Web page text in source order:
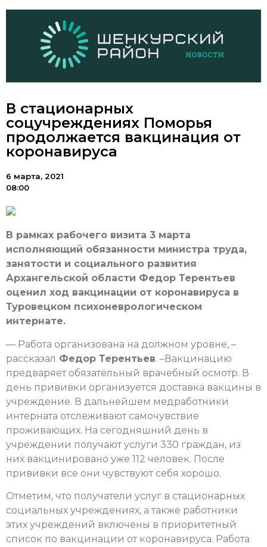
В стационарных
соцучреждениях Поморья
продолжается вакцинация от
коронавируса
6 марта, 2021
08:00
В рамках рабочего визита 3 марта
исполняющий обязанности министра труда,
занятости и социального развития
Архангельской области Федор Терентьев
оценил ход вакцинации от коронавируса в
Туровецком психоневрологическом
интернате.
— Работа организована на должном уровне, –
рассказал Федор Терентьев. –Вакцинацию
предваряет обязательный врачебный осмотр. В
день прививки организуется доставка вакцины в
учреждение. В дальнейшем медработники
интерната отслеживают самочувствие
проживающих. На сегодняшний день в
учреждении получают услуги 330 граждан, из
них вакцинировано уже 112 человек. После
прививки все они чувствуют себя хорошо.
Отметим, что получатели услуг в стационарных
социальных учреждениях, а также работники
этих учреждений включены в приоритетный
список по вакцинации от коронавируса. Работа